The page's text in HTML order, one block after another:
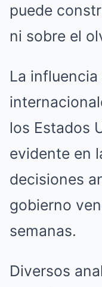
puede
ni sobre el
La
los Estados
evidente en
decisiones
gobierno
semanas.
Diversos